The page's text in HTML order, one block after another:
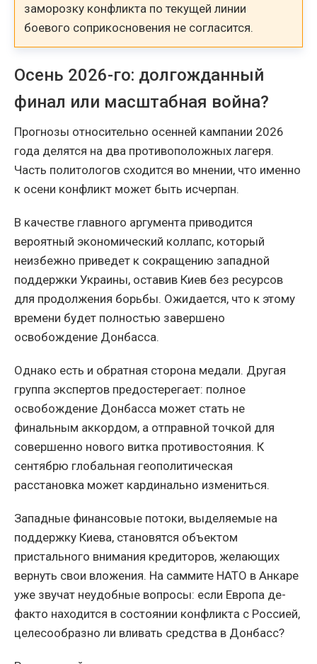
заморозку конфликта по текущей линии
боевого соприкосновения не согласится.
Осень 2026-го: долгожданный
финал или масштабная война?
Прогнозы относительно осенней кампании 2026
года делятся на два противоположных лагеря.
Часть политологов сходится во мнении, что именно
к осени конфликт может быть исчерпан.
В качестве главного аргумента приводится
вероятный экономический коллапс, который
неизбежно приведет к сокращению западной
поддержки Украины, оставив Киев без ресурсов
для продолжения борьбы. Ожидается, что к этому
времени будет полностью завершено
освобождение Донбасса.
Однако есть и обратная сторона медали. Другая
группа экспертов предостерегает: полное
освобождение Донбасса может стать не
финальным аккордом, а отправной точкой для
совершенно нового витка противостояния. К
сентябрю глобальная геополитическая
расстановка может кардинально измениться.
Западные финансовые потоки, выделяемые на
поддержку Киева, становятся объектом
пристального внимания кредиторов, желающих
вернуть свои вложения. На саммите НАТО в Анкаре
уже звучат неудобные вопросы: если Европа де-
факто находится в состоянии конфликта с Россией,
целесообразно ли вливать средства в Донбасс?